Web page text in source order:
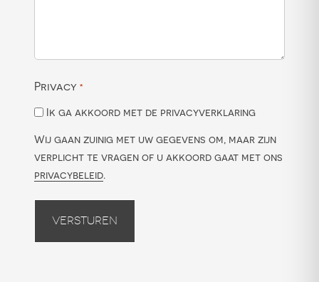
Privacy *
Ik ga akkoord met de privacyverklaring
Wij gaan zuinig met uw gegevens om, maar zijn
verplicht te vragen of u akkoord gaat met ons
privacybeleid.
Versturen